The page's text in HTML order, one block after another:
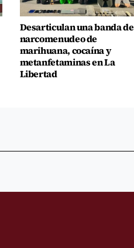
Desarticulan una banda de
narcomenudeo de
marihuana, cocaína y
metanfetaminas en La
Libertad